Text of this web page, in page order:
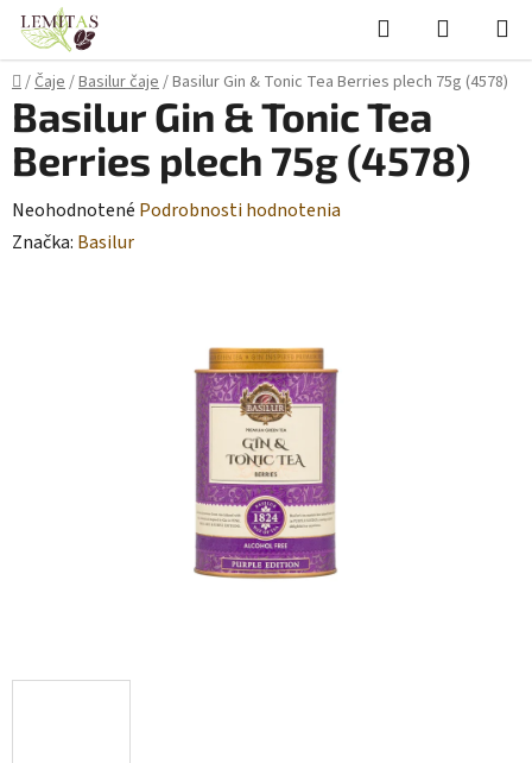
Prejsť
obsah
Hľadať
KOŠÍK
Domov
/Čaje/Basilur čaje/Basilur Gin & Tonic Tea Berries plech 75g (4578)
Basilur Gin & Tonic Tea
Berries plech 75g (4578)
Priemerné
hodnotenie
Neohodnotené Podrobnosti hodnotenia
Značka: Basilur